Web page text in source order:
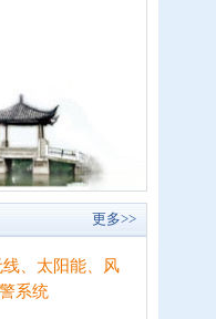
更多>>
、太阳能、风
系统